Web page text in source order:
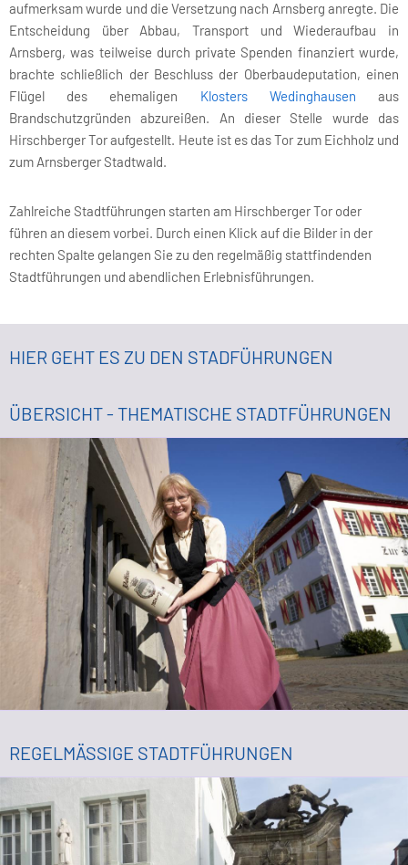
aufmerksam wurde und die Versetzung nach Arnsberg anregte. Die
Entscheidung über Abbau, Transport und Wiederaufbau in
Arnsberg, was teilweise durch private Spenden finanziert wurde,
brachte schließlich der Beschluss der Oberbaudeputation, einen
Flügel des ehemaligen Klosters Wedinghausen aus
Brandschutzgründen abzureißen. An dieser Stelle wurde das
Hirschberger Tor aufgestellt. Heute ist es das Tor zum Eichholz und
zum Arnsberger Stadtwald.
Zahlreiche Stadtführungen starten am Hirschberger Tor oder
führen an diesem vorbei. Durch einen Klick auf die Bilder in der
rechten Spalte gelangen Sie zu den regelmäßig stattfindenden
Stadtführungen und abendlichen Erlebnisführungen.
HIER GEHT ES ZU DEN STADFÜHRUNGEN
ÜBERSICHT - THEMATISCHE STADTFÜHRUNGEN
REGELMÄSSIGE STADTFÜHRUNGEN